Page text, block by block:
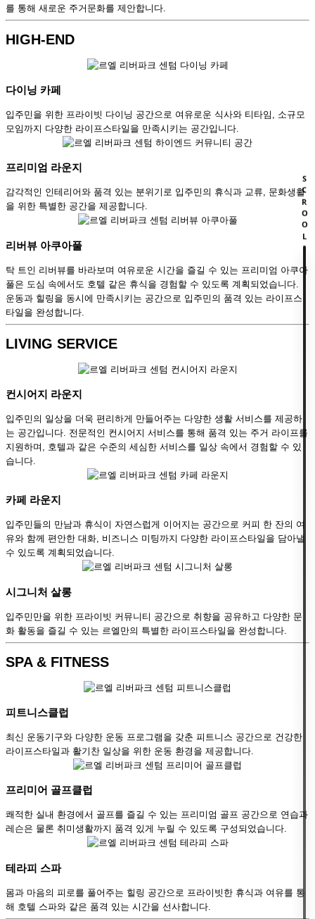
를 통해 새로운 주거문화를 제안합니다.
HIGH-END
다이닝 카페
입주민을 위한 프라이빗 다이닝 공간으로 여유로운 식사와 티타임, 소규모
모임까지 다양한 라이프스타일을 만족시키는 공간입니다.
프리미엄 라운지
감각적인 인테리어와 품격 있는 분위기로 입주민의 휴식과 교류, 문화생활
을 위한 특별한 공간을 제공합니다.
리버뷰 아쿠아풀
탁 트인 리버뷰를 바라보며 여유로운 시간을 즐길 수 있는 프리미엄 아쿠아
풀은 도심 속에서도 호텔 같은 휴식을 경험할 수 있도록 계획되었습니다.
운동과 힐링을 동시에 만족시키는 공간으로 입주민의 품격 있는 라이프스
타일을 완성합니다.
LIVING SERVICE
컨시어지 라운지
입주민의 일상을 더욱 편리하게 만들어주는 다양한 생활 서비스를 제공하
는 공간입니다. 전문적인 컨시어지 서비스를 통해 품격 있는 주거 라이프를
지원하며, 호텔과 같은 수준의 세심한 서비스를 일상 속에서 경험할 수 있
습니다.
카페 라운지
입주민들의 만남과 휴식이 자연스럽게 이어지는 공간으로 커피 한 잔의 여
유와 함께 편안한 대화, 비즈니스 미팅까지 다양한 라이프스타일을 담아낼
수 있도록 계획되었습니다.
시그니처 살롱
입주민만을 위한 프라이빗 커뮤니티 공간으로 취향을 공유하고 다양한 문
화 활동을 즐길 수 있는 르엘만의 특별한 라이프스타일을 완성합니다.
SPA & FITNESS
피트니스클럽
최신 운동기구와 다양한 운동 프로그램을 갖춘 피트니스 공간으로 건강한
라이프스타일과 활기찬 일상을 위한 운동 환경을 제공합니다.
프리미어 골프클럽
쾌적한 실내 환경에서 골프를 즐길 수 있는 프리미엄 골프 공간으로 연습과
레슨은 물론 취미생활까지 품격 있게 누릴 수 있도록 구성되었습니다.
테라피 스파
몸과 마음의 피로를 풀어주는 힐링 공간으로 프라이빗한 휴식과 여유를 통
해 호텔 스파와 같은 품격 있는 시간을 선사합니다.
SCROOL